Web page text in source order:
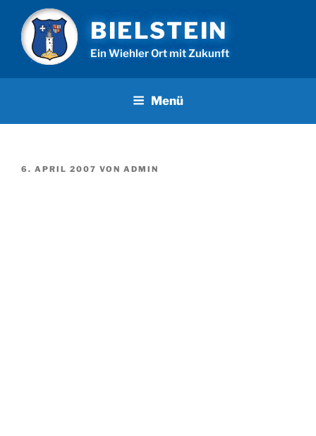
Inhalt
springen
BIELSTEIN
Ein Wiehler Ort mit Zukunft
Menü
VERÖFFENTLICHT
6. APRIL 2007 VON ADMIN